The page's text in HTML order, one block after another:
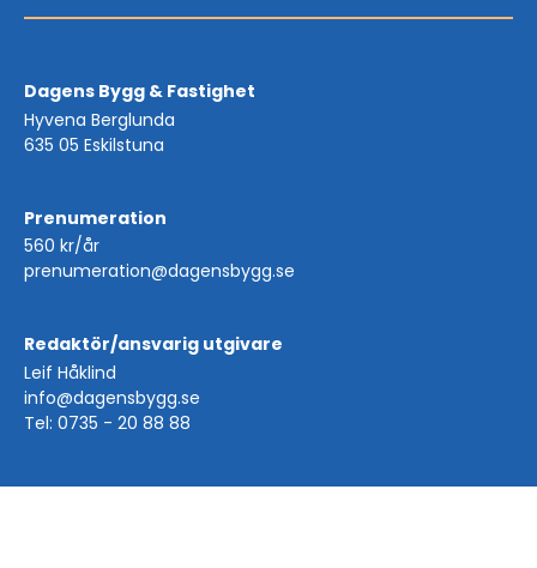
Dagens Bygg & Fastighet
Hyvena Berglunda
635 05 Eskilstuna
Prenumeration
560 kr/år
prenumeration@dagensbygg.se
Redaktör/ansvarig utgivare
Leif Håklind
info@dagensbygg.se
Tel: 0735 - 20 88 88